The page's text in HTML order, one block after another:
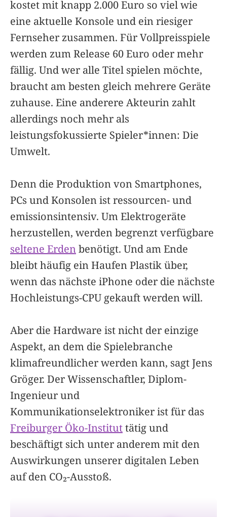
kostet mit knapp 2.000 Euro so viel wie
eine aktuelle Konsole und ein riesiger
Fernseher zusammen. Für Vollpreisspiele
werden zum Release 60 Euro oder mehr
fällig. Und wer alle Titel spielen möchte,
braucht am besten gleich mehrere Geräte
zuhause. Eine anderere Akteurin zahlt
allerdings noch mehr als
leistungsfokussierte Spieler*innen: Die
Umwelt.
Denn die Produktion von Smartphones,
PCs und Konsolen ist ressourcen- und
emissionsintensiv. Um Elektrogeräte
herzustellen, werden begrenzt verfügbare
seltene Erdenbenötigt. Und am Ende
bleibt häufig ein Haufen Plastik über,
wenn das nächste iPhone oder die nächste
Hochleistungs-CPU gekauft werden will.
Aber die Hardware ist nicht der einzige
Aspekt, an dem die Spielebranche
klimafreundlicher werden kann, sagt Jens
Gröger. Der Wissenschaftler, Diplom-
Ingenieur und
Kommunikationselektroniker ist für das
Freiburger Öko-Instituttätig und
beschäftigt sich unter anderem mit den
Auswirkungen unserer digitalen Leben
auf den CO₂-Ausstoß.